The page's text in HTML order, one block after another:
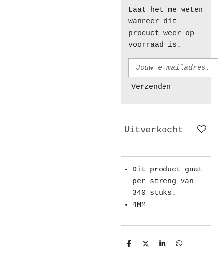
Laat het me weten
wanneer dit
product weer op
voorraad is.
Verzenden
Uitverkocht
Dit product gaat
per streng van
340 stuks.
4MM
D
D
S
D